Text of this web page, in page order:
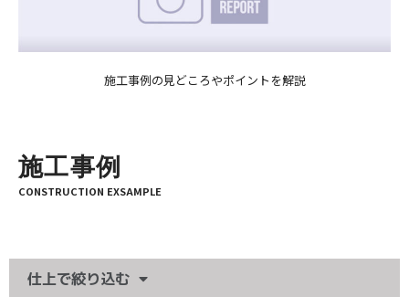
施工事例の見どころやポイントを解説
施工事例
CONSTRUCTION EXSAMPLE
仕上で絞り込む